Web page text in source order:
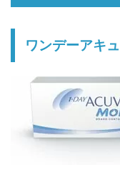
ワンデーアキ